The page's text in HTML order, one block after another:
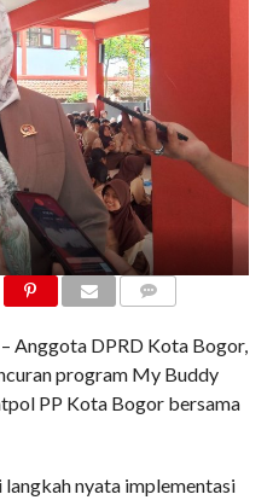
Anggota DPRD Kota Bogor,
program My Buddy
PP Kota Bogor bersama
nyata implementasi